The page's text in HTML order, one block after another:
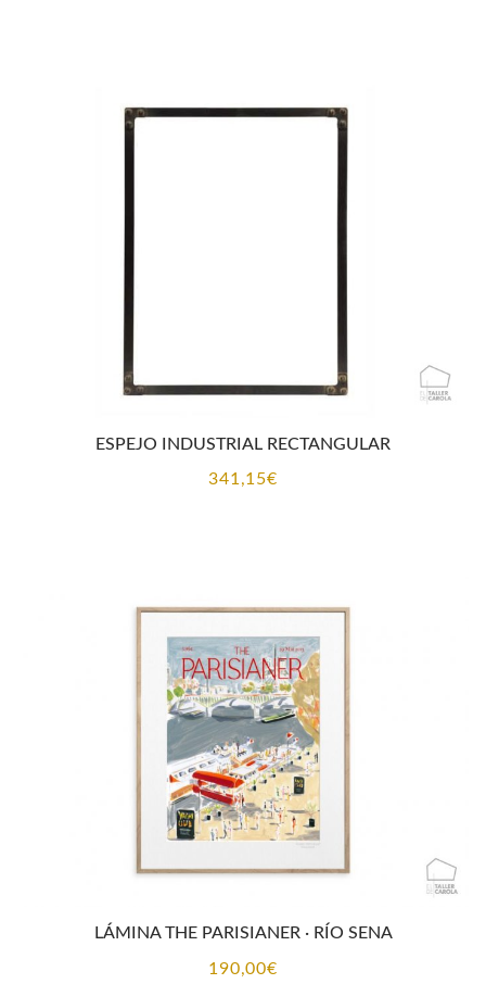
ESPEJO INDUSTRIAL RECTANGULAR
341,15€
LÁMINA THE PARISIANER · RÍO SENA
190,00€